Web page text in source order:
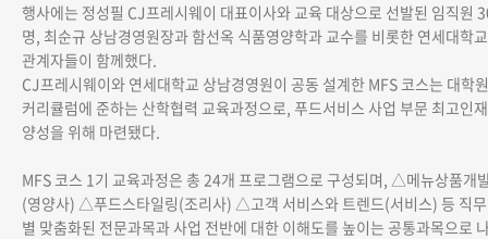
행사에는 정성필 CJ프레시웨이 대표이사와 교육 대상으로 선발된 임직원
명, 최순규 상남경영원장과 함선옥 식품영양학과 교수를 비롯한 연세대학교
관계자들이 함께했다.
CJ프레시웨이와 연세대학교 상남경영원이 공동 설계한 MFS 코스는 대학원
커리큘럼에 준하는 산학협력 교육과정으로, 푸드서비스 사업 부문 최고인재
양성을 위해 마련됐다.
MFS 코스 1기 교육과정은 총 24개 프로그램으로 구성되며, △메뉴상품개
(영양사) △푸드스타일링(조리사) △고객 서비스와 트렌드(서비스) 등 직무
별 맞춤화된 전문과목과 사업 전반에 대한 이해도를 높이는 공통과목으로